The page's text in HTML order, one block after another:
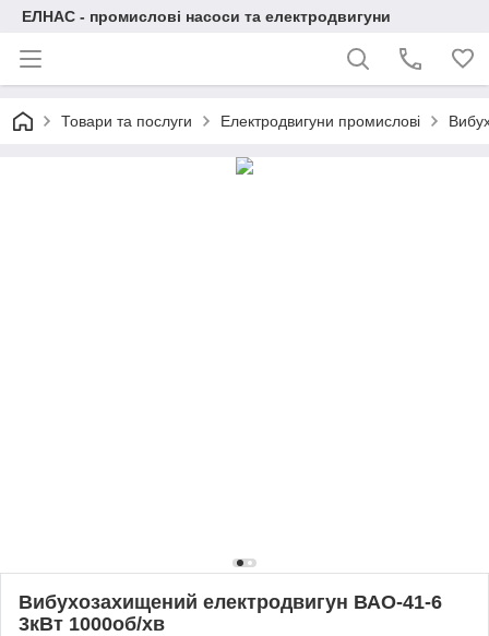
ЕЛНАС - промислові насоси та електродвигуни
Товари та послуги Електродвигуни промислові
Вибухозахищений електродвигун ВАО-41-6
3кВт 1000об/хв